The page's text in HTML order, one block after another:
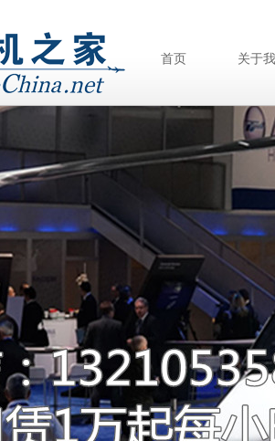
首页 关于